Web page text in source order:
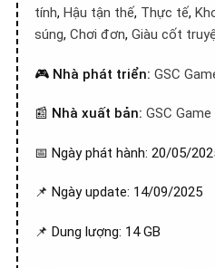
tính, Hậu tận thế, Thực tế,
súng, Chơi đơn, Giàu cốt
🎮 Nhà phát triển: GSC
📰 Nhà xuất bản: GSC
📅 Ngày phát hành: 20/05/
📌 Ngày update: 14/09/2025
📌 Dung lượng: 14 GB